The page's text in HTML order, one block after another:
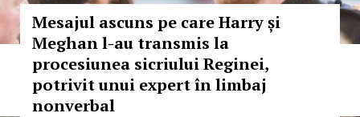
Mesajul ascuns pe care Harry și
Meghan l-au transmis la
procesiunea sicriului Reginei,
potrivit unui expert în limbaj
nonverbal